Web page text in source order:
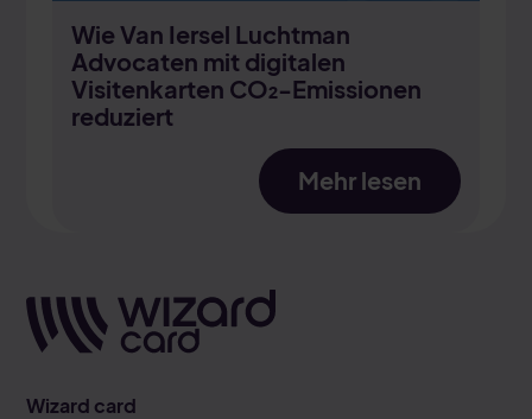
Wie Van Iersel Luchtman
Advocaten mit digitalen
Visitenkarten CO₂-Emissionen
reduziert
Mehr lesen
Wizard card